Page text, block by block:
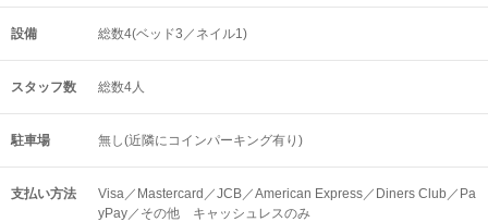
設備 総数4(ベッド3／ネイル1)
スタッフ数 総数4人
駐車場 無し(近隣にコインパーキング有り)
支払い方法
Visa／Mastercard／JCB／American Express／Diners Club／Pa
yPay／その他 キャッシュレスのみ